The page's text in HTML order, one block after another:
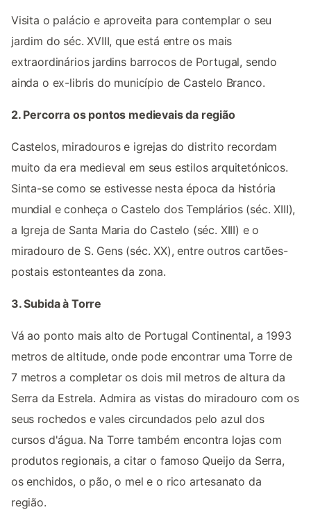
Visita o palácio e aproveita para contemplar o seu
jardim do séc. XVIII, que está entre os mais
extraordinários jardins barrocos de Portugal, sendo
ainda o ex-libris do município de Castelo Branco.
2. Percorra os pontos medievais da região
Castelos, miradouros e igrejas do distrito recordam
muito da era medieval em seus estilos arquitetónicos.
Sinta-se como se estivesse nesta época da história
mundial e conheça o Castelo dos Templários (séc. XIII),
a Igreja de Santa Maria do Castelo (séc. XIII) e o
miradouro de S. Gens (séc. XX), entre outros cartões-
postais estonteantes da zona.
3. Subida à Torre
Vá ao ponto mais alto de Portugal Continental, a 1993
metros de altitude, onde pode encontrar uma Torre de
7 metros a completar os dois mil metros de altura da
Serra da Estrela. Admira as vistas do miradouro com os
seus rochedos e vales circundados pelo azul dos
cursos d'água. Na Torre também encontra lojas com
produtos regionais, a citar o famoso Queijo da Serra,
os enchidos, o pão, o mel e o rico artesanato da
região.